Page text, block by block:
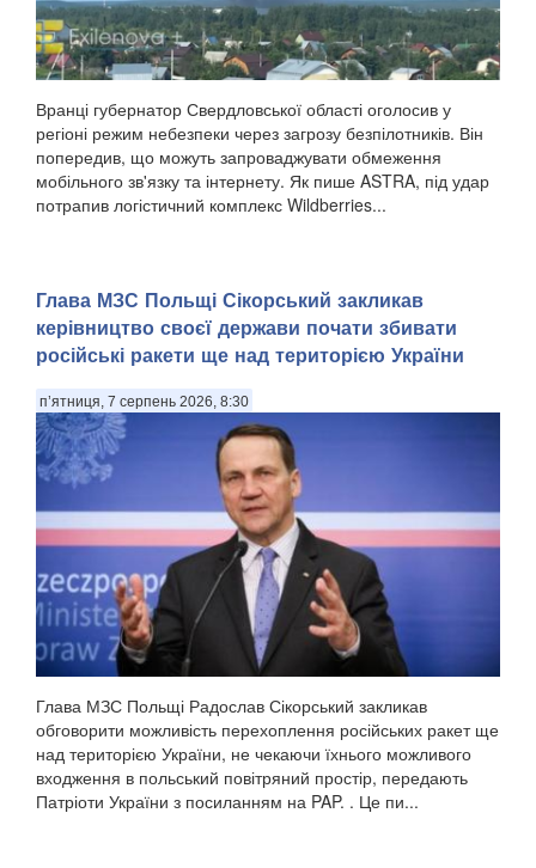
Вранці губернатор Свердловської області оголосив у
регіоні режим небезпеки через загрозу безпілотників. Він
попередив, що можуть запроваджувати обмеження
мобільного зв'язку та інтернету. Як пише ASTRA, під удар
потрапив логістичний комплекс Wildberries...
Глава МЗС Польщі Сікорський закликав
керівництво своєї держави почати збивати
російські ракети ще над територією України
п’ятниця, 7 серпень 2026, 8:30
Глава МЗС Польщі Радослав Сікорський закликав
обговорити можливість перехоплення російських ракет ще
над територією України, не чекаючи їхнього можливого
входження в польський повітряний простір, передають
Патріоти України з посиланням на PAP. . Це пи...